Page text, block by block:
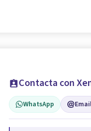
Contacta con
WhatsApp